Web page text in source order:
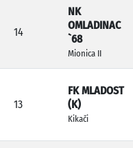
14
NK
OMLADINAC
`68
Mionica II
13
FK MLADOST
(K)
Kikači